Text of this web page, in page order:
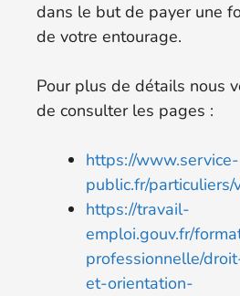
dans le but de payer une
de votre entourage.
Pour plus de détails nous
de consulter les pages :
https://www.service-
public.fr/
https://travail-
emploi.gouv.fr/
professionnelle/
et-orientation-